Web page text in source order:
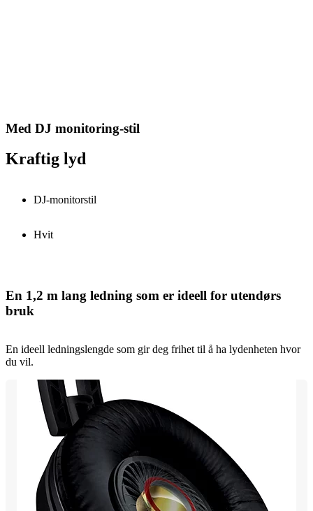
Med DJ monitoring-stil
Kraftig lyd
DJ-monitorstil
Hvit
En 1,2 m lang ledning som er ideell for utendørs
bruk
En ideell ledningslengde som gir deg frihet til å ha lydenheten hvor
du vil.